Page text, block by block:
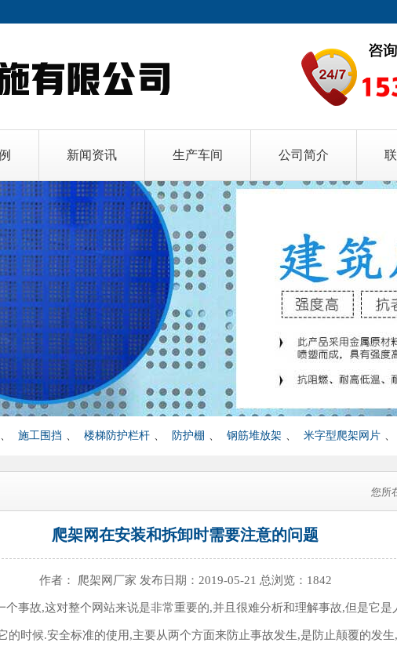
新闻资讯 生产车间 公司简介
、 施工围挡 、 楼梯防护栏杆 、 防护棚 、 钢筋堆放架 、 米字型爬架网片 、
您所
爬架网在安装和拆卸时需要注意的问题
作者： 爬架网厂家 发布日期：2019-05-21 总浏览： 1842
事故,这对整个网站来说是非常重要的,并且很难分析和理解事故,但是它是
的时候.安全标准的使用,主要从两个方面来防止事故发生,是防止颠覆的发